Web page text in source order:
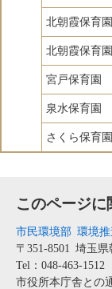
北朝霞保育園
北朝霞保育園
宮戸保育園
泉水保育園
さくら保育園
このページ
市民環境部 環境
〒351-8501 埼玉県
Tel：048-463-1512
市役所本庁舎との